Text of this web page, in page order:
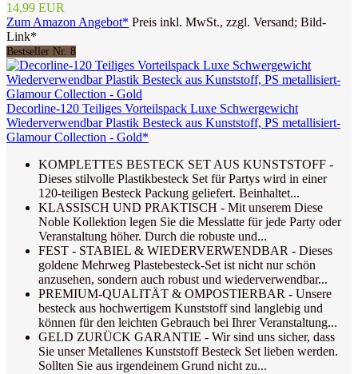
14,99 EUR
Zum Amazon Angebot* Preis inkl. MwSt., zzgl. Versand; Bild-
Link*
Bestseller Nr. 8
Decorline-120 Teiliges Vorteilspack Luxe Schwergewicht
Wiederverwendbar Plastik Besteck aus Kunststoff, PS metallisiert-
Glamour Collection - Gold*
KOMPLETTES BESTECK SET AUS KUNSTSTOFF -
Dieses stilvolle Plastikbesteck Set für Partys wird in einer
120-teiligen Besteck Packung geliefert. Beinhaltet...
KLASSISCH UND PRAKTISCH - Mit unserem Diese
Noble Kollektion legen Sie die Messlatte für jede Party oder
Veranstaltung höher. Durch die robuste und...
FEST - STABIEL & WIEDERVERWENDBAR - Dieses
goldene Mehrweg Plastebesteck-Set ist nicht nur schön
anzusehen, sondern auch robust und wiederverwendbar...
PREMIUM-QUALITÄT & OMPOSTIERBAR - Unsere
besteck aus hochwertigem Kunststoff sind langlebig und
können für den leichten Gebrauch bei Ihrer Veranstaltung...
GELD ZURÜCK GARANTIE - Wir sind uns sicher, dass
Sie unser Metallenes Kunststoff Besteck Set lieben werden.
Sollten Sie aus irgendeinem Grund nicht zu...